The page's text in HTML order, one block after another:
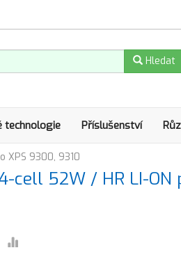
Hledat
technologie Příslušenství
XPS 9300, 9310
cell 52W / HR LI-ON